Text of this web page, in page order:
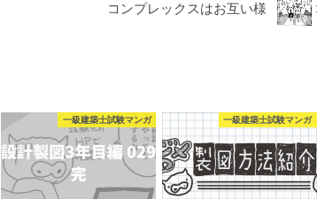
コンプレックスはお互い様
一級建築士試験マンガ 一級建築士試験マンガ